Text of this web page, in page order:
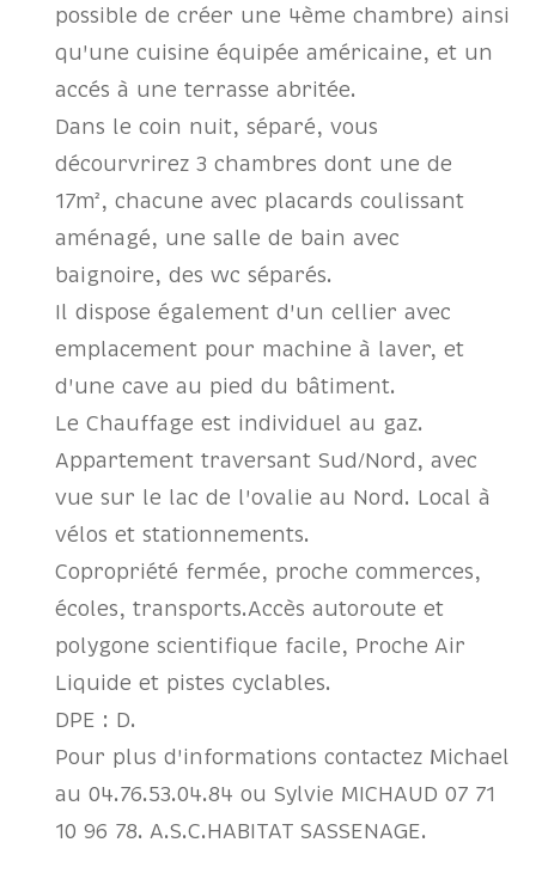
possible de créer une 4ème chambre) ainsi
qu'une cuisine équipée américaine, et un
accés à une terrasse abritée.
Dans le coin nuit, séparé, vous
décourvrirez 3 chambres dont une de
17m², chacune avec placards coulissant
aménagé, une salle de bain avec
baignoire, des wc séparés.
Il dispose également d'un cellier avec
emplacement pour machine à laver, et
d'une cave au pied du bâtiment.
Le Chauffage est individuel au gaz.
Appartement traversant Sud/Nord, avec
vue sur le lac de l'ovalie au Nord. Local à
vélos et stationnements.
Copropriété fermée, proche commerces,
écoles, transports.Accès autoroute et
polygone scientifique facile, Proche Air
Liquide et pistes cyclables.
DPE : D.
Pour plus d'informations contactez Michael
au 04.76.53.04.84 ou Sylvie MICHAUD 07 71
10 96 78. A.S.C.HABITAT SASSENAGE.